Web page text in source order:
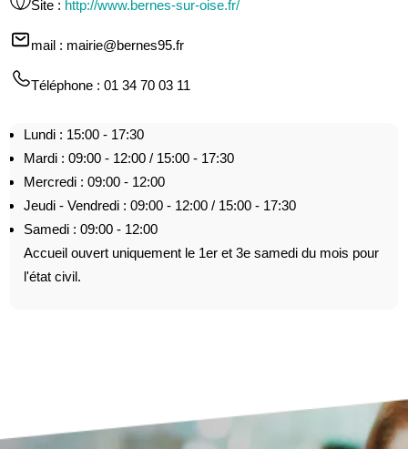
Site : http://www.bernes-sur-oise.fr/
mail : mairie@bernes95.fr
Téléphone : 01 34 70 03 11
Lundi : 15:00 - 17:30
Mardi : 09:00 - 12:00 / 15:00 - 17:30
Mercredi : 09:00 - 12:00
Jeudi - Vendredi : 09:00 - 12:00 / 15:00 - 17:30
Samedi : 09:00 - 12:00
Accueil ouvert uniquement le 1er et 3e samedi du mois pour
l'état civil.